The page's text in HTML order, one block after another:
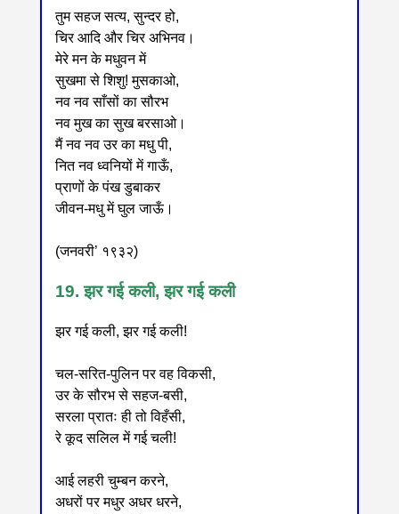
तुम सहज सत्य, सुन्दर हो,
चिर आदि और चिर अभिनव।
मेरे मन के मधुवन में
सुखमा से शिशु! मुसकाओ,
नव नव साँसों का सौरभ
नव मुख का सुख बरसाओ।
मैं नव नव उर का मधु पी,
नित नव ध्वनियों में गाऊँ,
प्राणों के पंख डुबाकर
जीवन-मधु में घुल जाऊँ।
(जनवरी’ १९३२)
19. झर गई कली, झर गई कली
झर गई कली, झर गई कली!
चल-सरित-पुलिन पर वह विकसी,
उर के सौरभ से सहज-बसी,
सरला प्रातः ही तो विहँसी,
रे कूद सलिल में गई चली!
आई लहरी चुम्बन करने,
अधरों पर मधुर अधर धरने,